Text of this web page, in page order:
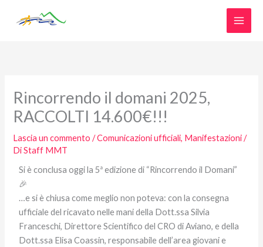
Rincorrendo il domani 2025,
RACCOLTI 14.600€!!!
Lascia un commento /Comunicazioni ufficiali, Manifestazioni/
DiStaff MMT
Si è conclusa oggi la 5ª edizione di “Rincorrendo il Domani”
🎉
…e si è chiusa come meglio non poteva: con la consegna
ufficiale del ricavato nelle mani della Dott.ssa Silvia
Franceschi, Direttore Scientifico del CRO di Aviano, e della
Dott.ssa Elisa Coassin, responsabile dell’area giovani e